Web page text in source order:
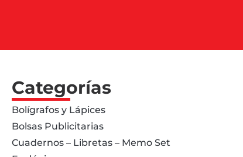
Categorías
Bolígrafos y Lápices
Bolsas Publicitarias
Cuadernos – Libretas – Memo Set